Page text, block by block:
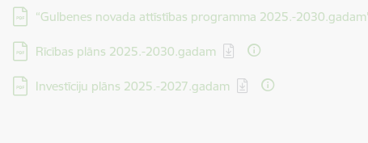
Lejupielādēt:
“Gulbenes novada attīstības programma 2025.-
Lejupielādēt:
Rīcības plāns 2025.-2030.gadam
Lejupielādēt:
Investīciju plāns 2025.-2027.gadam